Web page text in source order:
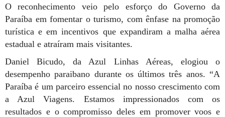
O reconhecimento veio pelo esforço do Governo da
Paraíba em fomentar o turismo, com ênfase na promoção
turística e em incentivos que expandiram a malha aérea
estadual e atraíram mais visitantes.
Daniel Bicudo, da Azul Linhas Aéreas, elogiou o
desempenho paraibano durante os últimos três anos. “A
Paraíba é um parceiro essencial no nosso crescimento com
a Azul Viagens. Estamos impressionados com os
resultados e o compromisso deles em promover voos e